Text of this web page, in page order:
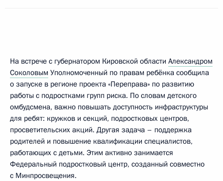
На встрече с губернатором Кировской области Александром
Соколовым Уполномоченный по правам ребёнка сообщила
о запуске в регионе проекта «Переправа» по развитию
работы с подростками групп риска. По словам детского
омбудсмена, важно повышать доступность инфраструктуры
для ребят: кружков и секций, подростковых центров,
просветительских акций. Другая задача – поддержка
родителей и повышение квалификации специалистов,
работающих с детьми. Этим активно занимается
Федеральный подростковый центр, созданный совместно
с Минпросвещения.